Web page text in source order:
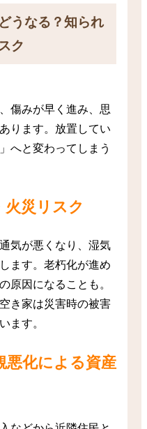
うなる？知られ
ク
傷みが早く進み、思
ります。放置してい
へと変わってしまう
災リスク
気が悪くなり、湿気
ます。老朽化が進め
原因になることも。
き家は災害時の被害
ます。
悪化による資産